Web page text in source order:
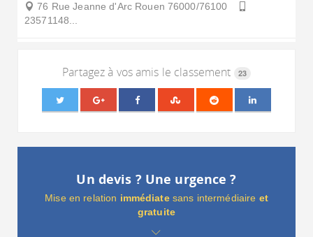
76 Rue Jeanne d'Arc Rouen 76000/76100
23571148...
Partagez à vos amis le classement 23
Un devis ? Une urgence ?
Mise en relation immédiatesans intermédiaire et
gratuite